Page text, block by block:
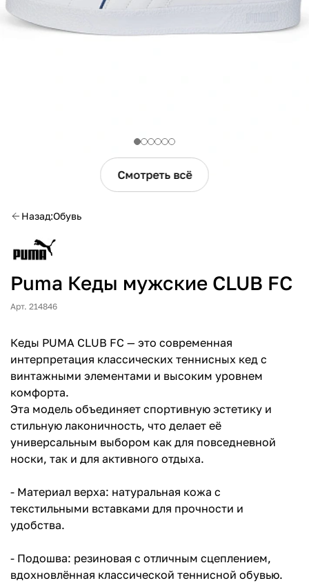
Смотреть всё
Назад Обувь
Puma Кеды мужские CLUB FC
Арт. 214846
Кеды PUMA CLUB FC — это современная
интерпретация классических теннисных кед с
винтажными элементами и высоким уровнем
комфорта.
Эта модель объединяет спортивную эстетику и
стильную лаконичность, что делает её
универсальным выбором как для повседневной
носки, так и для активного отдыха.
- Материал верха: натуральная кожа с
текстильными вставками для прочности и
удобства.
- Подошва: резиновая с отличным сцеплением,
вдохновлённая классической теннисной обувью.